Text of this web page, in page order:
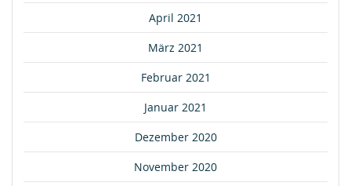
April 2021
März 2021
Februar 2021
Januar 2021
Dezember 2020
November 2020